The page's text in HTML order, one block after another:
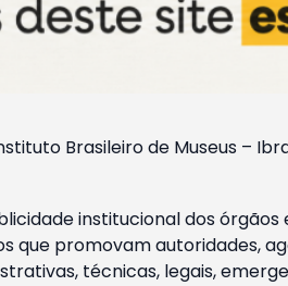
Brasileiro de Museus –
institucional dos
promovam autoridades,
técnicas, legais,